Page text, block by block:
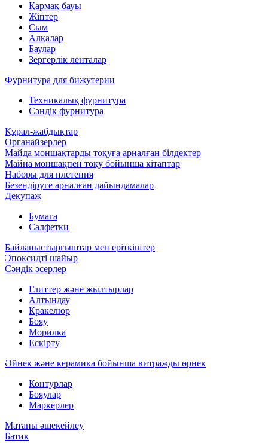
Қармақ бауы
Жіптер
Сым
Алқалар
Баулар
Зергерлік ленталар
Фурнитура для бижутерии
Техникалық фурнитура
Сәндік фурнитура
Құрал-жабдықтар
Органайзерлер
Майда моншақтарды тоқуға арналған білдектер
Майна моншақпен тоқу бойынша кітаптар
Наборы для плетения
Безендіруге арналған дайындамалар
Декупаж
Бумага
Салфетки
Байланыстырғыштар мен еріткіштер
Эпоксидті шайыр
Сәндік әсерлер
Глиттер және жылтырлар
Алтындау
Кракелюр
Бояу
Морилка
Ескірту
Әйнек және керамика бойынша витражды өрнек
Контурлар
Бояулар
Маркерлер
Матаны әшекейлеу
Батик